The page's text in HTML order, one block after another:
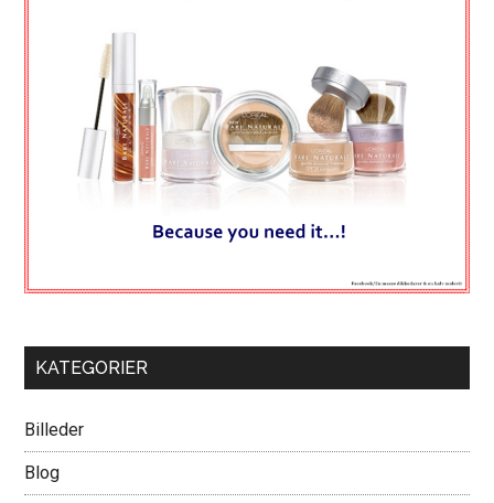
KATEGORIER
Billeder
Blog